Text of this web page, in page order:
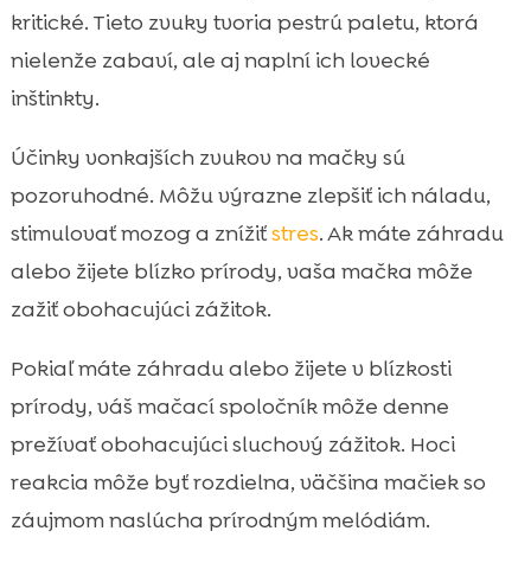
kritické. Tieto zvuky tvoria pestrú paletu, ktorá
nielenže zabaví, ale aj naplní ich lovecké
inštinkty.
Účinky vonkajších zvukov na mačky sú
pozoruhodné. Môžu výrazne zlepšiť ich náladu,
stimulovať mozog a znížiťstres. Ak máte záhradu
alebo žijete blízko prírody, vaša mačka môže
zažiť obohacujúci zážitok.
Pokiaľ máte záhradu alebo žijete v blízkosti
prírody, váš mačací spoločník môže denne
prežívať obohacujúci sluchový zážitok. Hoci
reakcia môže byť rozdielna, väčšina mačiek so
záujmom naslúcha prírodným melódiám.